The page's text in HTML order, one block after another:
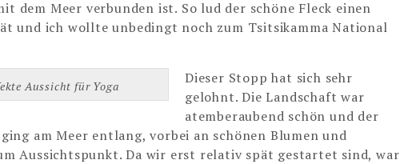
dem Meer verbunden ist. So lud der schöne Fleck einen
und ich wollte unbedingt noch zum Tsitsikamma National
Aussicht für Yoga
Dieser Stopp hat sich sehr
gelohnt. Die Landschaft war
atemberaubend schön und der
am Meer entlang, vorbei an schönen Blumen und
Aussichtspunkt. Da wir erst relativ spät gestartet sind, war